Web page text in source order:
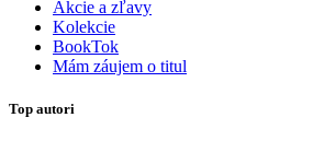
Akcie a zľavy
Kolekcie
BookTok
Mám záujem o titul
Top autori